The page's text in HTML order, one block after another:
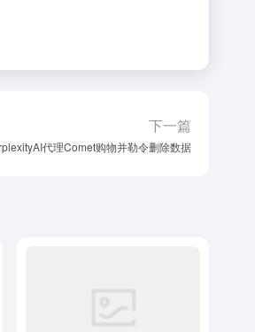
下一篇
代理Comet购物并勒令删除数据